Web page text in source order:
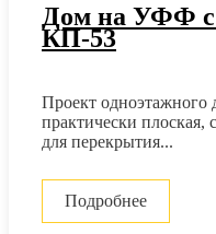
Дом на УФФ с
КП-53
Проект
практически плоская,
для перекрытия...
Подробнее